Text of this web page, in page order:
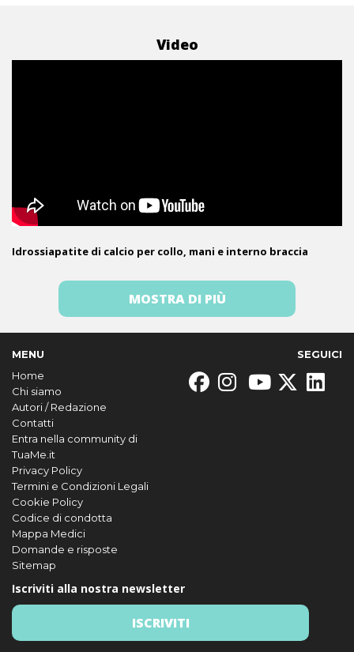
Video
Idrossiapatite di calcio per collo, mani e interno braccia
MOSTRA DI PIÙ
MENU
Home
Chi siamo
Autori / Redazione
Contatti
Entra nella community di
TuaMe.it
Privacy Policy
Termini e Condizioni Legali
Cookie Policy
Codice di condotta
Mappa Medici
Domande e risposte
Sitemap
SEGUICI
Iscriviti alla nostra newsletter
ISCRIVITI